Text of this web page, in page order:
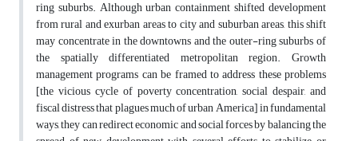
ring suburbs. Although urban containment shifted development
from rural and exurban areas to city and suburban areas, this shift
may concentrate in the downtowns and the outer-ring suburbs of
the spatially differentiated metropolitan region. Growth
management programs can be framed to address these problems
[the vicious cycle of poverty concentration, social despair, and
fiscal distress that plagues much of urban America] in fundamental
ways, they can redirect economic and social forces by balancing the